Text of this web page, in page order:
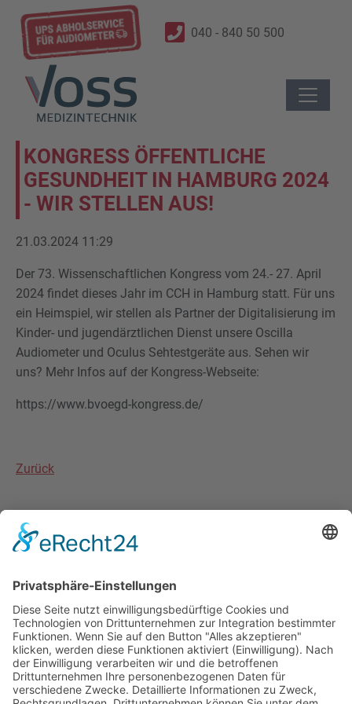
040 - 840 50 500
KONGRESS ÖFFENTLICHE
GESUNDHEIT IN HAMBURG 2024
- WIR STELLEN AUS!
21.03.2024 11:29
Der 73. Wissenschaftlichen Kongress vom 24.- 27. April
2024 findet dieses Jahr im CCH in Hamburg statt. Für uns
ein Heimspiel, wir stellen als Partner der Digitalisierung im
Kinder- und jugendärztlichen Dienst unsere Oscilla
Audiometer und Oculus Sehtestgeräte aus. Sehen wir
uns? Mehr Infos auf der Kongress-Webseite:
https://www.bvoegd-kongress.de/
Zurück
ARBEITSMEDIZINISCHE DIAGNOSTIK & AUDIOMETRIE